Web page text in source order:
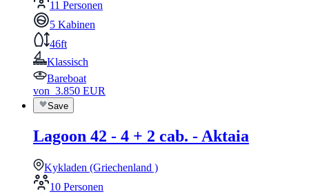
11 Personen
5 Kabinen
46ft
Klassisch
Bareboat
von 3.850 EUR
Save
Lagoon 42 - 4 + 2 cab. - Aktaia
Kykladen (Griechenland )
10 Personen